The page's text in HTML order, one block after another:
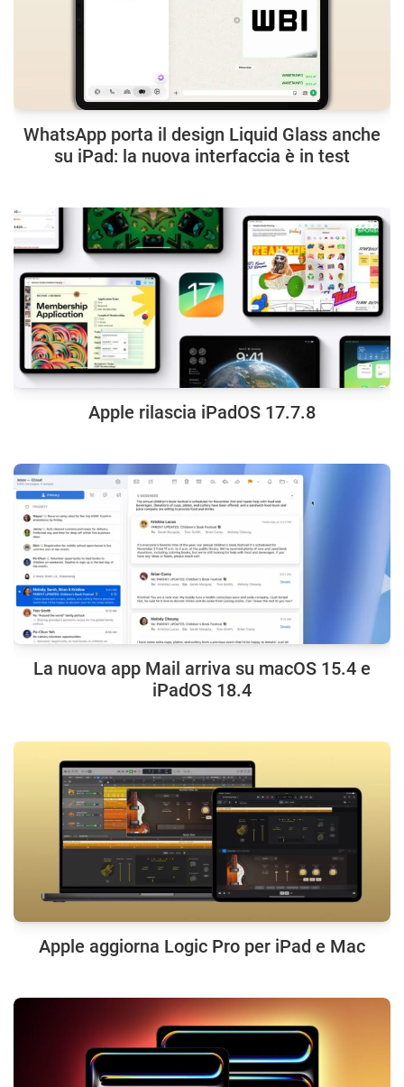
WhatsApp porta il design Liquid Glass anche
su iPad: la nuova interfaccia è in test
Apple rilascia iPadOS 17.7.8
La nuova app Mail arriva su macOS 15.4 e
iPadOS 18.4
Apple aggiorna Logic Pro per iPad e Mac